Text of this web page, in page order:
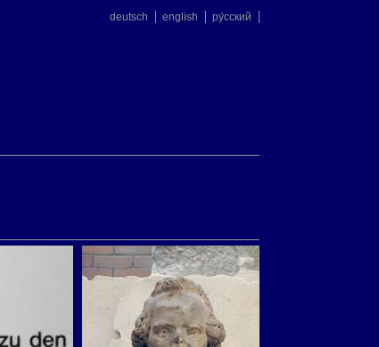
deutsch english ру́сский